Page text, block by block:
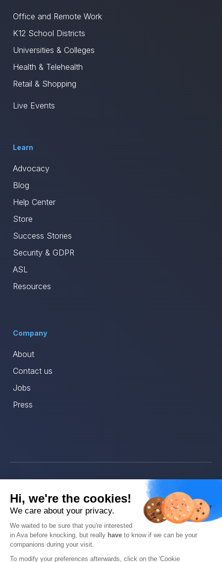
Office and Remote Work
K12 School Districts
Universities & Colleges
Health & Telehealth
Retail & Shopping
Live Events
Learn
Advocacy
Blog
Help Center
Store
Success Stories
Security & GDPR
ASL
Resources
Company
About
Contact us
Jobs
Press
Privacy
Terms
Hi, we're the cookies!
We care about your privacy.
We waited to be sure that you're interested
in Ava before knocking, but really have to know if we can be your
companions during your visit.
To modify your preferences afterwards, click on the 'Cookie